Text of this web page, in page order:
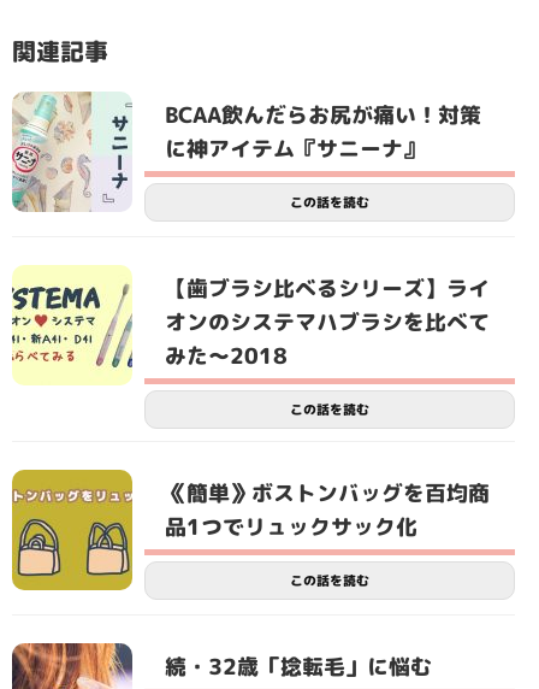
関連記事
BCAA飲んだらお尻が痛い！対策
に神アイテム『サニーナ』
この話を読む
【歯ブラシ比べるシリーズ】ライ
オンのシステマハブラシを比べて
みた〜2018
この話を読む
《簡単》ボストンバッグを百均商
品1つでリュックサック化
この話を読む
続・32歳「捻転毛」に悩む